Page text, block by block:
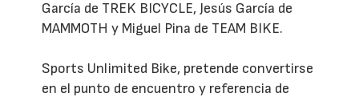
García de TREK BICYCLE, Jesús García de
MAMMOTH y Miguel Pina de TEAM BIKE.
Sports Unlimited Bike, pretende convertirse
en el punto de encuentro y referencia de